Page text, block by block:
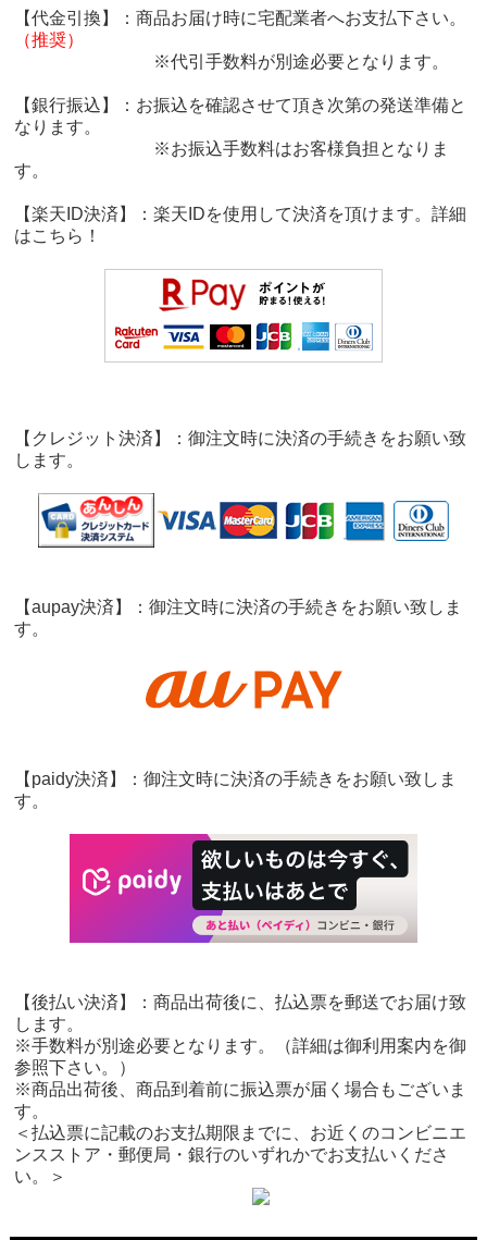
【代金引換】：商品お届け時に宅配業者へお支払下さい。
（推奨）
※代引手数料が別途必要となります。
【銀行振込】：お振込を確認させて頂き次第の発送準備と
なります。
※お振込手数料はお客様負担となりま
す。
【楽天ID決済】：楽天IDを使用して決済を頂けます。詳細
はこちら！
【クレジット決済】：御注文時に決済の手続きをお願い致
します。
【aupay決済】：御注文時に決済の手続きをお願い致しま
す。
【paidy決済】：御注文時に決済の手続きをお願い致しま
す。
【後払い決済】：商品出荷後に、払込票を郵送でお届け致
します。
※手数料が別途必要となります。（詳細は御利用案内を御
参照下さい。）
※商品出荷後、商品到着前に振込票が届く場合もございま
す。
＜払込票に記載のお支払期限までに、お近くのコンビニエ
ンスストア・郵便局・銀行のいずれかでお支払いくださ
い。＞